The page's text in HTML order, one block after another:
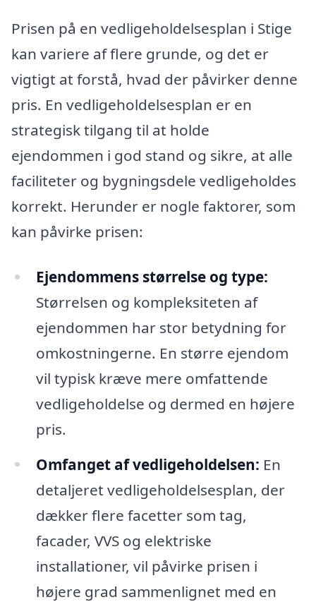
Prisen på en vedligeholdelsesplan i Stige
kan variere af flere grunde, og det er
vigtigt at forstå, hvad der påvirker denne
pris. En vedligeholdelsesplan er en
strategisk tilgang til at holde
ejendommen i god stand og sikre, at alle
faciliteter og bygningsdele vedligeholdes
korrekt. Herunder er nogle faktorer, som
kan påvirke prisen:
Ejendommens størrelse og type:
Størrelsen og kompleksiteten af
ejendommen har stor betydning for
omkostningerne. En større ejendom
vil typisk kræve mere omfattende
vedligeholdelse og dermed en højere
pris.
Omfanget af vedligeholdelsen: En
detaljeret vedligeholdelsesplan, der
dækker flere facetter som tag,
facader, VVS og elektriske
installationer, vil påvirke prisen i
højere grad sammenlignet med en